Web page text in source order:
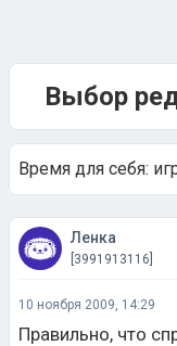
Выбор
Время для себя:
Ленка
[3991913116]
10 ноября 2009, 14:29
Правильно, что